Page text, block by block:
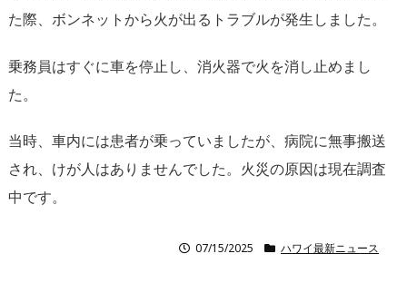
た際、 ボンネットから火が出るトラブルが発生しました。
乗務員はすぐに車を停止し、消火器で火を消し止めまし
た。
当時、車内には患者が乗っていましたが、病院に無事搬送
され、 けが人はありませんでした。火災の原因は現在調査
中です。
07/15/2025 ハワイ最新ニュース